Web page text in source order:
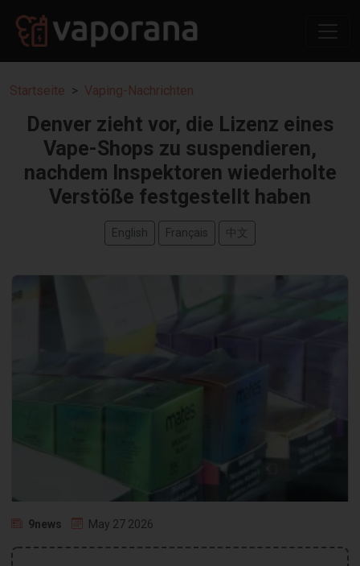
Startseite Vaping-Nachrichten
Denver zieht vor, die Lizenz eines
Vape-Shops zu suspendieren,
nachdem Inspektoren wiederholte
Verstöße festgestellt haben
English Français 中文
9news May 27 2026